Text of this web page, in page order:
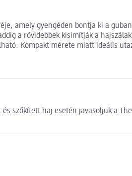
amely gyengéden bontja ki a
a rövidebbek kisimítják a
Kompakt mérete miatt ideális
szőkített haj esetén javasoljuk a